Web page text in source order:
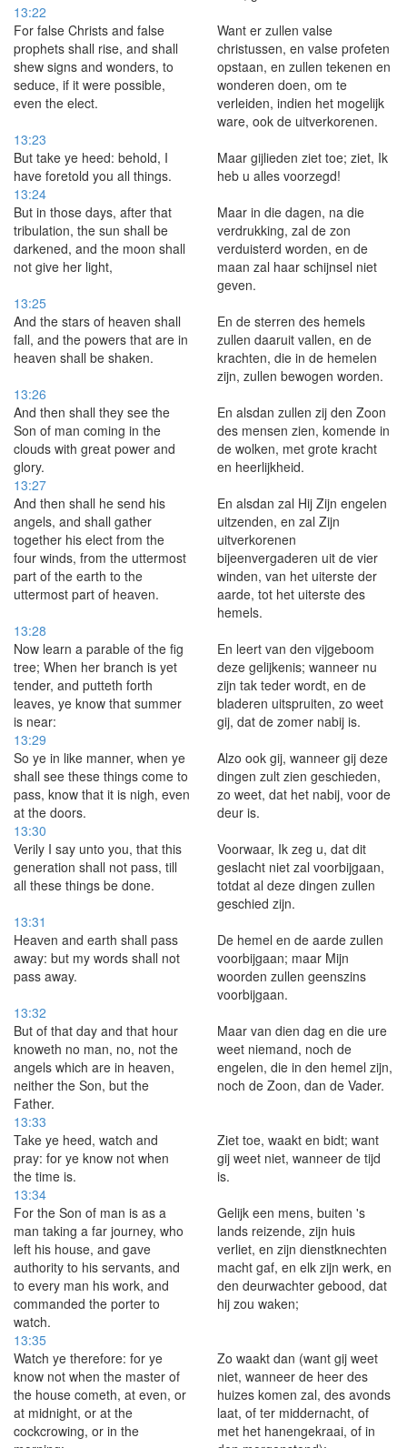
13:22
For false Christs and false
prophets shall rise, and shall
shew signs and wonders, to
seduce, if it were possible,
even the elect.
Want er zullen valse
christussen, en valse profeten
opstaan, en zullen tekenen en
wonderen doen, om te
verleiden, indien het mogelijk
ware, ook de uitverkorenen.
13:23
But take ye heed: behold, I
have foretold you all things.
Maar gijlieden ziet toe; ziet, Ik
heb u alles voorzegd!
13:24
But in those days, after that
tribulation, the sun shall be
darkened, and the moon shall
not give her light,
Maar in die dagen, na die
verdrukking, zal de zon
verduisterd worden, en de
maan zal haar schijnsel niet
geven.
13:25
And the stars of heaven shall
fall, and the powers that are in
heaven shall be shaken.
En de sterren des hemels
zullen daaruit vallen, en de
krachten, die in de hemelen
zijn, zullen bewogen worden.
13:26
And then shall they see the
Son of man coming in the
clouds with great power and
glory.
En alsdan zullen zij den Zoon
des mensen zien, komende in
de wolken, met grote kracht
en heerlijkheid.
13:27
And then shall he send his
angels, and shall gather
together his elect from the
four winds, from the uttermost
part of the earth to the
uttermost part of heaven.
En alsdan zal Hij Zijn engelen
uitzenden, en zal Zijn
uitverkorenen
bijeenvergaderen uit de vier
winden, van het uiterste der
aarde, tot het uiterste des
hemels.
13:28
Now learn a parable of the fig
tree; When her branch is yet
tender, and putteth forth
leaves, ye know that summer
is near:
En leert van den vijgeboom
deze gelijkenis; wanneer nu
zijn tak teder wordt, en de
bladeren uitspruiten, zo weet
gij, dat de zomer nabij is.
13:29
So ye in like manner, when ye
shall see these things come to
pass, know that it is nigh, even
at the doors.
Alzo ook gij, wanneer gij deze
dingen zult zien geschieden,
zo weet, dat het nabij, voor de
deur is.
13:30
Verily I say unto you, that this
generation shall not pass, till
all these things be done.
Voorwaar, Ik zeg u, dat dit
geslacht niet zal voorbijgaan,
totdat al deze dingen zullen
geschied zijn.
13:31
Heaven and earth shall pass
away: but my words shall not
pass away.
De hemel en de aarde zullen
voorbijgaan; maar Mijn
woorden zullen geenszins
voorbijgaan.
13:32
But of that day and that hour
knoweth no man, no, not the
angels which are in heaven,
neither the Son, but the
Father.
Maar van dien dag en die ure
weet niemand, noch de
engelen, die in den hemel zijn,
noch de Zoon, dan de Vader.
13:33
Take ye heed, watch and
pray: for ye know not when
the time is.
Ziet toe, waakt en bidt; want
gij weet niet, wanneer de tijd
is.
13:34
For the Son of man is as a
man taking a far journey, who
left his house, and gave
authority to his servants, and
to every man his work, and
commanded the porter to
watch.
Gelijk een mens, buiten 's
lands reizende, zijn huis
verliet, en zijn dienstknechten
macht gaf, en elk zijn werk, en
den deurwachter gebood, dat
hij zou waken;
13:35
Watch ye therefore: for ye
know not when the master of
the house cometh, at even, or
at midnight, or at the
cockcrowing, or in the
Zo waakt dan (want gij weet
niet, wanneer de heer des
huizes komen zal, des avonds
laat, of ter middernacht, of
met het hanengekraai, of in